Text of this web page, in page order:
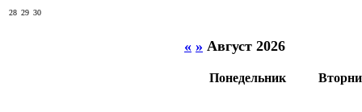
28 29 30
« » Август 2026
Понедельник